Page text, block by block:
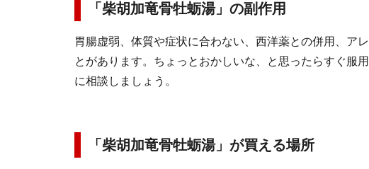
「柴胡加竜骨牡蛎湯」の副作用
胃腸虚弱、体質や症状に合わない、西洋薬との併用、ア
とがあります。ちょっとおかしいな、と思ったらすぐ服
に相談しましょう。
「柴胡加竜骨牡蛎湯」が買える場所